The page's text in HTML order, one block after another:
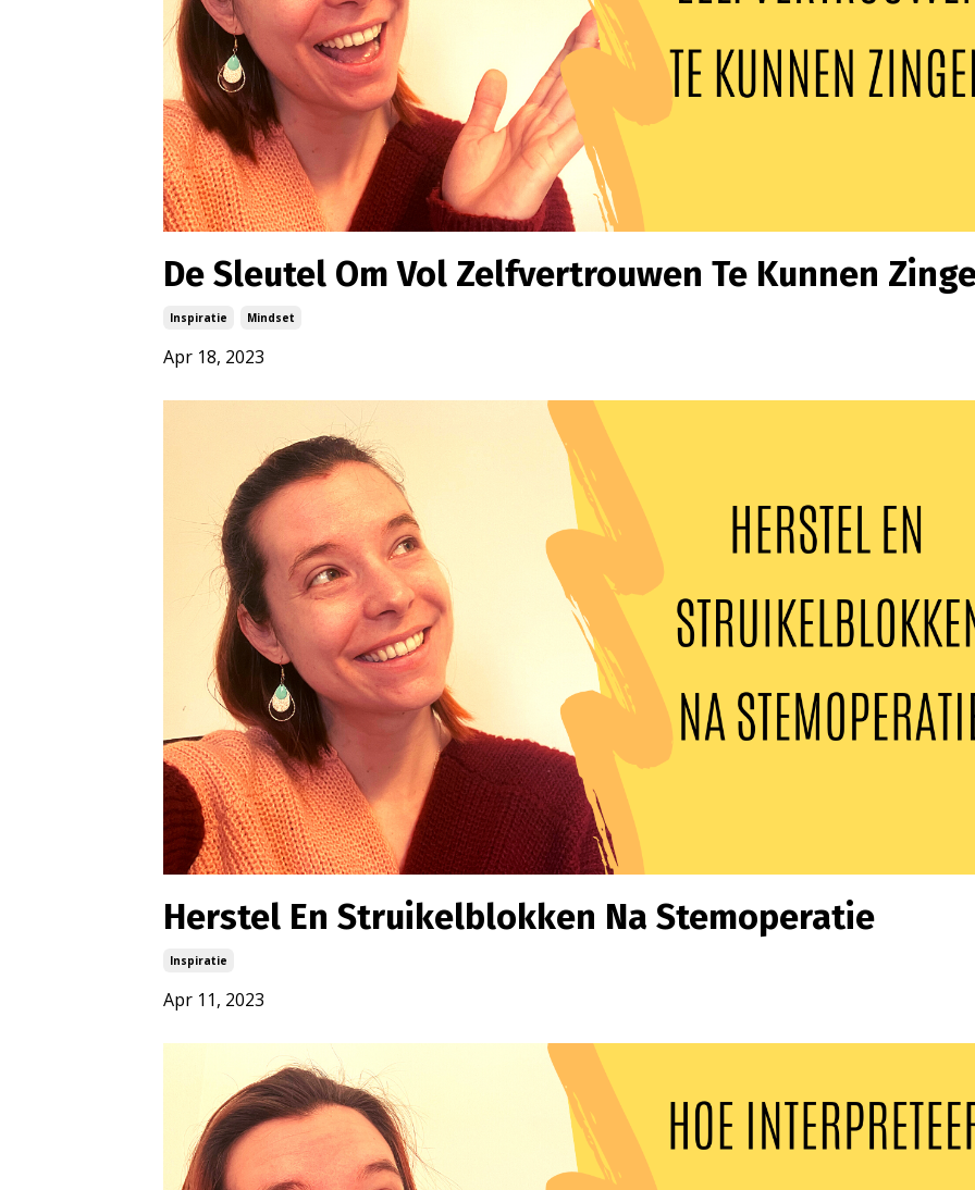
De Sleutel Om Vol Zelfvertrouwen Te Kunnen
Inspiratie Mindset
Apr 18, 2023
Herstel En Struikelblokken Na Stemoperatie
Inspiratie
Apr 11, 2023